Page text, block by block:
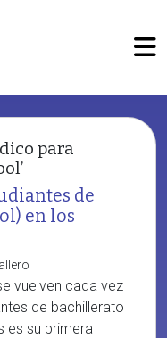
para
de
en los
vuelven cada vez
de bachillerato
es su primera